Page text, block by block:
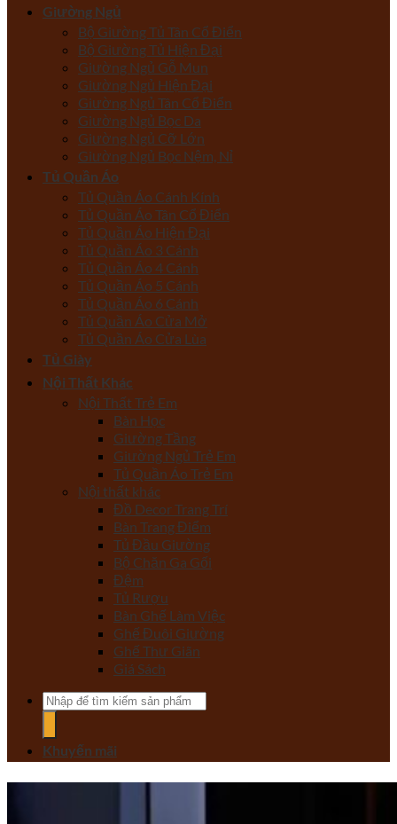
Giường Ngủ
Bộ Giường Tủ Tân Cổ Điển
Bộ Giường Tủ Hiện Đại
Giường Ngủ Gỗ Mun
Giường Ngủ Hiện Đại
Giường Ngủ Tân Cổ Điển
Giường Ngủ Bọc Da
Giường Ngủ Cỡ Lớn
Giường Ngủ Bọc Nệm, Nỉ
Tủ Quần Áo
Tủ Quần Áo Cánh Kính
Tủ Quần Áo Tân Cổ Điển
Tủ Quần Áo Hiện Đại
Tủ Quần Áo 3 Cánh
Tủ Quần Áo 4 Cánh
Tủ Quần Áo 5 Cánh
Tủ Quần Áo 6 Cánh
Tủ Quần Áo Cửa Mở
Tủ Quần Áo Cửa Lùa
Tủ Giày
Nội Thất Khác
Nội Thất Trẻ Em
Bàn Học
Giường Tầng
Giường Ngủ Trẻ Em
Tủ Quần Áo Trẻ Em
Nội thất khác
Đồ Decor Trang Trí
Bàn Trang Điểm
Tủ Đầu Giường
Bộ Chăn Ga Gối
Đệm
Tủ Rượu
Bàn Ghế Làm Việc
Ghế Đuôi Giường
Ghế Thư Giãn
Giá Sách
Tìm
kiếm:
Khuyến mãi